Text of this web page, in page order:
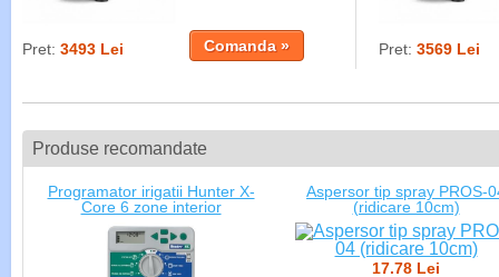
Pret: 3493 Lei Pret: 3569 Lei
Produse recomandate
Programator irigatii Hunter X-
Core 6 zone interior
Aspersor tip spray PROS-
(ridicare 10cm)
17.78 Lei